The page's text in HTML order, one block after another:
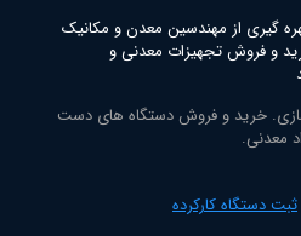
گیری از مهندسین معدن و مکانیک
و فروش تجهیزات معدنی و
خرید و فروش دستگاه های دست
معدنی.
ثبت دستگاه کارکرده